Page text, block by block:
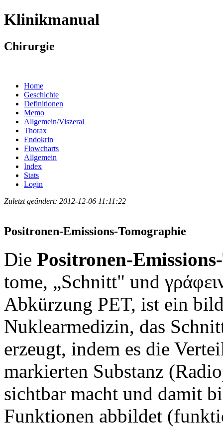
Klinikmanual
Chirurgie
Home
Geschichte
Definitionen
Memo
Allgemein/Viszeral
Thorax
Endokrin
Flowcharts
Allgemein
Index
Stats
Login
Zuletzt geändert: 2012-12-06 11:11:22
Positronen-Emissions-Tomographie
Die Positronen-
tome, „Schnitt" und
Abkürzung PET, ist ein
Nuklearmedizin, das
erzeugt, indem es die
markierten Substanz
sichtbar macht und damit
Funktionen abbildet